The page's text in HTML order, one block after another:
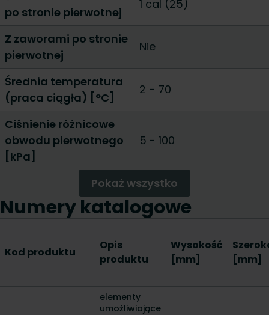
po stronie pierwotnej
1 cal (25)
Z zaworami po stronie
pierwotnej
Nie
Średnia temperatura
(praca ciągła) [°C]
2 - 70
Ciśnienie różnicowe
obwodu pierwotnego
[kPa]
5 - 100
Pokaż wszystko
Numery katalogowe
Kod produktu
Opis
produktu
Wysokość
[mm]
[mm]
elementy
umożliwiające